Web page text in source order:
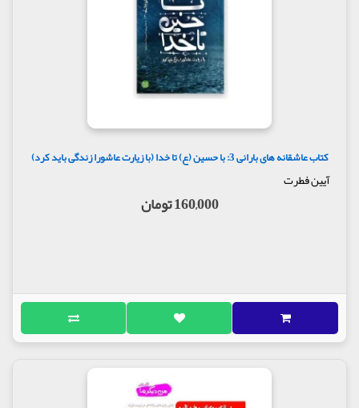
کتاب عاشقانه های بارانی 3: با حسین (ع) تا خدا (با زیارت عاشورا زندگی باید کرد)
آیین فطرت
160,000 تومان